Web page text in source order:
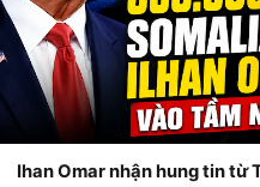
Ihan Omar nhận hung tin từ